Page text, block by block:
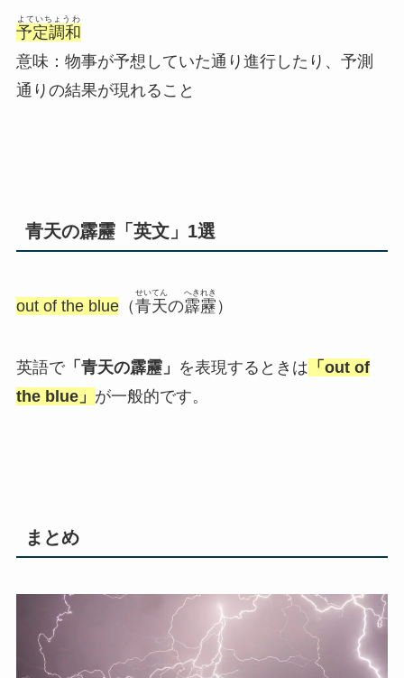
予定調和
よていちょうわ
意味：物事が予想していた通り進行したり、予測
通りの結果が現れること
青天の霹靂「英文」1選
out of the blue（青天
せいてん
の霹靂
へきれき
）
英語で「青天の霹靂」 を表現するときは 「out of
the blue」 が一般的です。
まとめ